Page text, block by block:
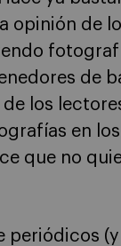
opinión de
de
los
en
que no
periódicos